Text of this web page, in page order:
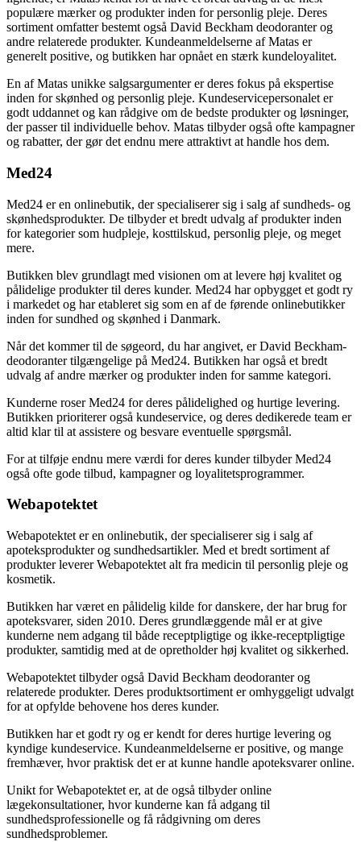
populære mærker og produkter inden for personlig pleje. Deres
sortiment omfatter bestemt også David Beckham deodoranter og
andre relaterede produkter. Kundeanmeldelserne af Matas er
generelt positive, og butikken har opnået en stærk kundeloyalitet.
En af Matas unikke salgsargumenter er deres fokus på ekspertise
inden for skønhed og personlig pleje. Kundeservicepersonalet er
godt uddannet og kan rådgive om de bedste produkter og løsninger,
der passer til individuelle behov. Matas tilbyder også ofte kampagner
og rabatter, der gør det endnu mere attraktivt at handle hos dem.
Med24
Med24 er en onlinebutik, der specialiserer sig i salg af sundheds- og
skønhedsprodukter. De tilbyder et bredt udvalg af produkter inden
for kategorier som hudpleje, kosttilskud, personlig pleje, og meget
mere.
Butikken blev grundlagt med visionen om at levere høj kvalitet og
pålidelige produkter til deres kunder. Med24 har opbygget et godt ry
i markedet og har etableret sig som en af de førende onlinebutikker
inden for sundhed og skønhed i Danmark.
Når det kommer til de søgeord, du har angivet, er David Beckham-
deodoranter tilgængelige på Med24. Butikken har også et bredt
udvalg af andre mærker og produkter inden for samme kategori.
Kunderne roser Med24 for deres pålidelighed og hurtige levering.
Butikken prioriterer også kundeservice, og deres dedikerede team er
altid klar til at assistere og besvare eventuelle spørgsmål.
For at tilføje endnu mere værdi for deres kunder tilbyder Med24
også ofte gode tilbud, kampagner og loyalitetsprogrammer.
Webapotektet
Webapotektet er en onlinebutik, der specialiserer sig i salg af
apoteksprodukter og sundhedsartikler. Med et bredt sortiment af
produkter leverer Webapotektet alt fra medicin til personlig pleje og
kosmetik.
Butikken har været en pålidelig kilde for danskere, der har brug for
apoteksvarer, siden 2010. Deres grundlæggende mål er at give
kunderne nem adgang til både receptpligtige og ikke-receptpligtige
produkter, samtidig med at de opretholder høj kvalitet og sikkerhed.
Webapotektet tilbyder også David Beckham deodoranter og
relaterede produkter. Deres produktsortiment er omhyggeligt udvalgt
for at opfylde behovene hos deres kunder.
Butikken har et godt ry og er kendt for deres hurtige levering og
kyndige kundeservice. Kundeanmeldelserne er positive, og mange
fremhæver, hvor praktisk det er at kunne handle apoteksvarer online.
Unikt for Webapotektet er, at de også tilbyder online
lægekonsultationer, hvor kunderne kan få adgang til
sundhedsprofessionelle og få rådgivning om deres
sundhedsproblemer.